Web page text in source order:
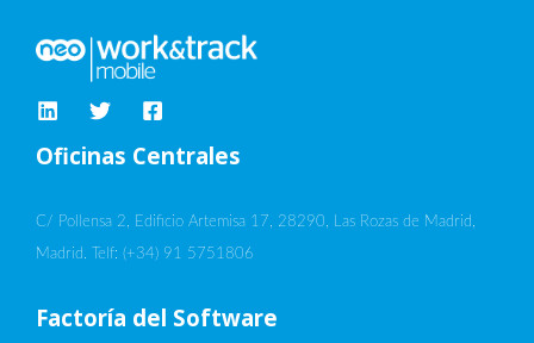
Oficinas Centrales
C/ Pollensa 2, Edificio Artemisa 17, 28290, Las Rozas de Madrid,
Madrid. Telf: (+34) 91 5751806
Factoría del Software